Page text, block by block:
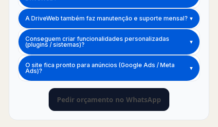
A DriveWeb também faz manutenção e suporte mensal? ▾
Conseguem criar funcionalidades personalizadas
(plugins / sistemas)?
▾
O site fica pronto para anúncios (Google Ads / Meta
Ads)?
▾
Pedir orçamento no WhatsApp